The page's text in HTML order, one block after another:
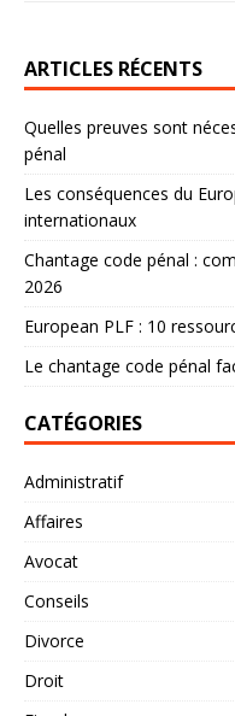
ARTICLES RÉCENTS
Quelles preuves sont
pénal
Les conséquences du
internationaux
Chantage code pénal :
2026
European PLF : 10
Le chantage code pénal
CATÉGORIES
Administratif
Affaires
Avocat
Conseils
Divorce
Droit